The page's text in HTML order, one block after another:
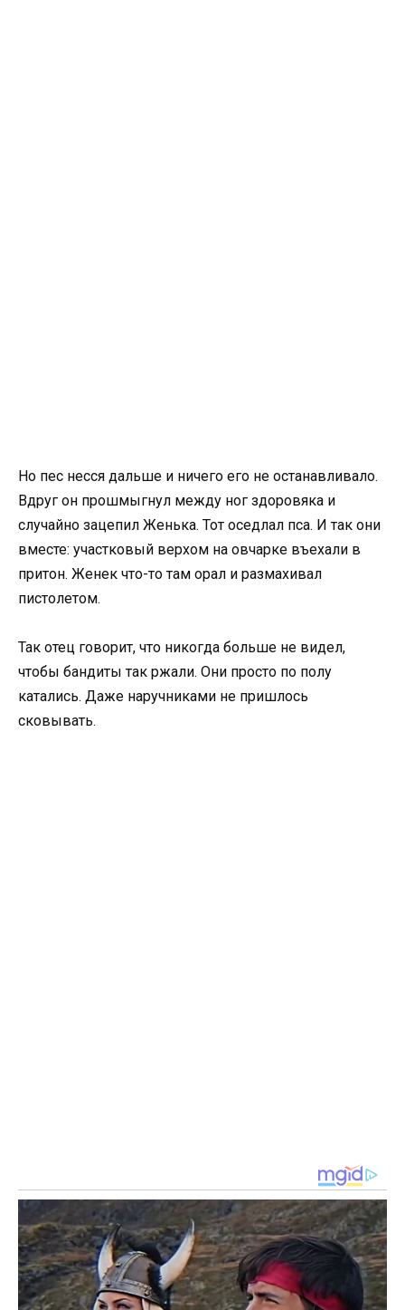
Но пес несся дальше и ничего его не останавливало.
Вдруг он прошмыгнул между ног здоровяка и
случайно зацепил Женька. Тот оседлал пса. И так они
вместе: участковый верхом на овчарке въехали в
притон. Женек что-то там орал и размахивал
пистолетом.
Так отец говорит, что никогда больше не видел,
чтобы бандиты так ржали. Они просто по полу
катались. Даже наручниками не пришлось
сковывать.